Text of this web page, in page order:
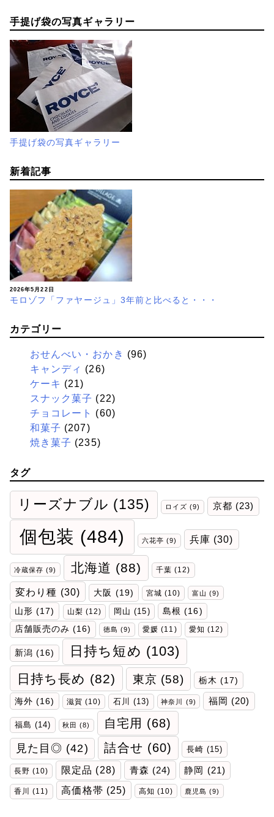
手提げ袋の写真ギャラリー
手提げ袋の写真ギャラリー
新着記事
2026年5月22日
モロゾフ「ファヤージュ」3年前と比べると・・・
カテゴリー
おせんべい・おかき (96)
キャンディ (26)
ケーキ (21)
スナック菓子 (22)
チョコレート
(60)
和菓子 (207)
焼き菓子 (235)
タグ
リーズナブル (135) ロイズ (9) 京都 (23)
個包装 (484) 六花亭 (9) 兵庫 (30)
冷蔵保存 (9) 北海道 (88) 千葉 (12)
変わり種 (30) 大阪 (19) 宮城 (10) 富山 (9)
山形 (17) 山梨 (12) 岡山 (15) 島根 (16)
店舗販売のみ (16) 徳島 (9) 愛媛 (11) 愛知 (12)
新潟 (16) 日持ち短め (103)
日持ち長め (82) 東京 (58) 栃木 (17)
海外 (16) 滋賀 (10) 石川 (13) 神奈川 (9) 福岡 (20)
福島 (14) 秋田 (8) 自宅用 (68)
見た目◎ (42) 詰合せ (60) 長崎 (15)
長野 (10) 限定品 (28) 青森 (24) 静岡 (21)
香川 (11) 高価格帯 (25) 高知 (10) 鹿児島 (9)